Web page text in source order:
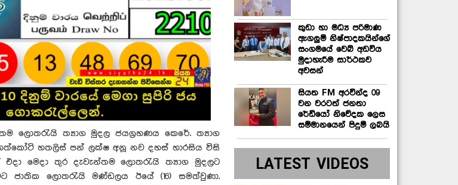
ලොතරැයි ත්‍යාග මුදල ජයග්‍රහණය කෙරේ. ත්‍යාග
හතලිස් පන් ලක්ෂ අනූ නව දහස් හාරසිය විසි
එදා මෙදා තුර දැවැන්තම ලොතරැයි ත්‍යාග මුදලට
ජාතික ලොතරැයි මණ්ඩලය ඊයේ (16) සමත්වුණා.
කුඩා හා මධ්‍ය පරිමාණ
ඇගලුම් නිෂ්පාදකයින්ගේ
සංගමයේ වෙබ් අඩවිය
මුදාහැරීම සාර්ථකව
අවසන්
සියත FM අරවින්ද 09
වන වරටත් ජනතා
රේඩියෝ නිවේදක ලෙස
සම්මානයෙන් පිදුම් ලබයි
LATEST VIDEOS